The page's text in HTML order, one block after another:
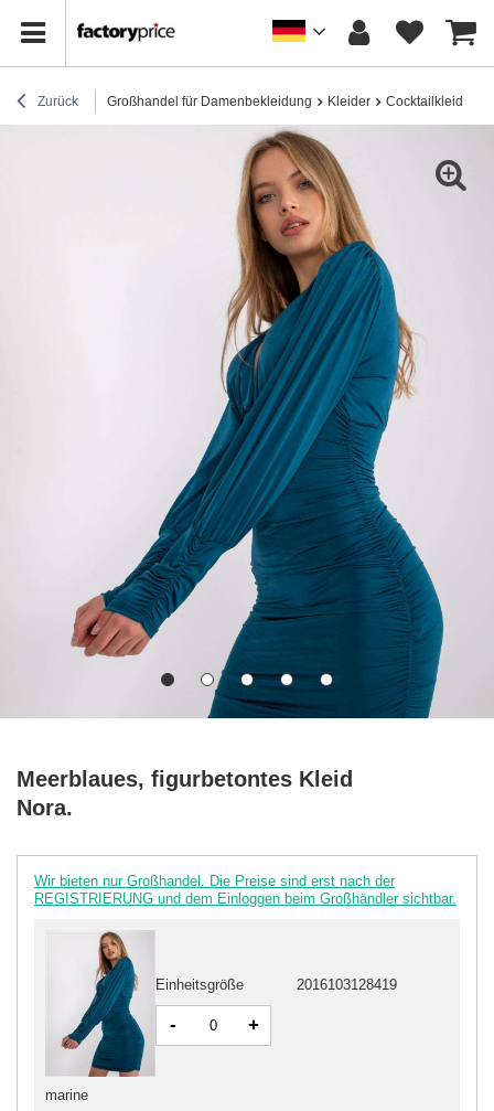
Zurück Großhandel für Damenbekleidung Kleider Cocktailkleider /
Meerblaues, figurbetontes Kleid
Nora.
Wir bieten nur Großhandel. Die Preise sind erst nach der
REGISTRIERUNG und dem Einloggen beim Großhändler sichtbar.
marine
Einheitsgröße 2016103128419
- +